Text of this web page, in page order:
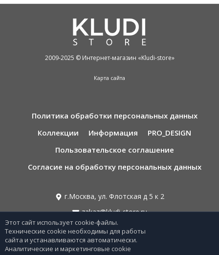
2009-2025 © Интернет-магазин «Kludi-store»
Карта сайта
Политика обработки персональных данных
Коллекции
Информация
PRO_DESIGN
Пользовательское соглашение
Согласие на обработку персональных данных
г.Москва, ул. Флотская д 5 к 2
zakaz@kludi-store.ru
8 495 221 69 55
Этот сайт использует cookie-файлы.
Технические cookie необходимы для работы
сайта и устанавливаются автоматически.
Аналитические и маркетинговые cookie